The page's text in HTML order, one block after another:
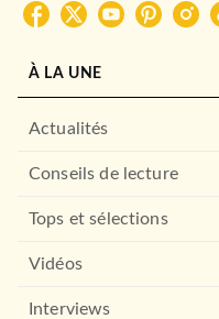
À LA UNE
Actualités
Conseils de lecture
Tops et sélections
Vidéos
Interviews